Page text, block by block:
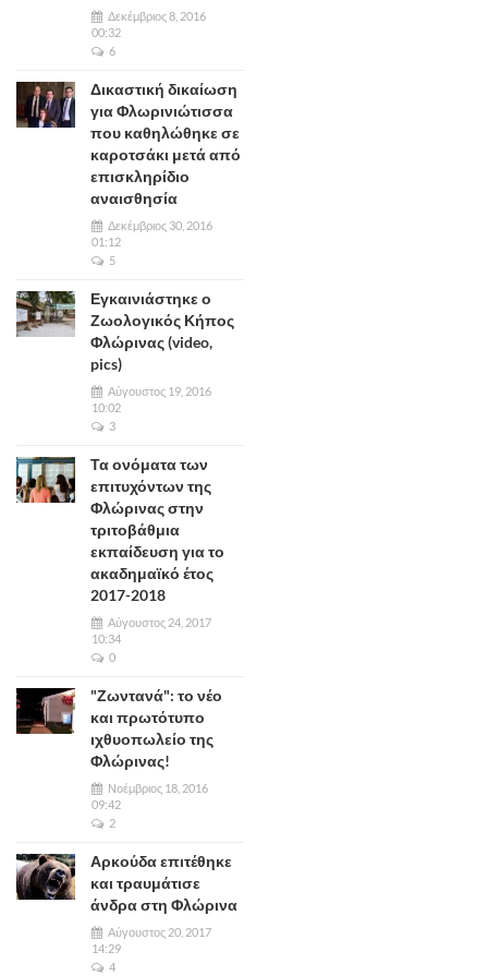
Δεκέμβριος 8, 2016
00:32
6
Δικαστική δικαίωση
για Φλωρινιώτισσα
που καθηλώθηκε σε
καροτσάκι μετά από
επισκληρίδιο
αναισθησία
Δεκέμβριος 30, 2016
01:12
5
Εγκαινιάστηκε ο
Ζωολογικός Κήπος
Φλώρινας (video,
pics)
Αύγουστος 19, 2016
10:02
3
Τα ονόματα των
επιτυχόντων της
Φλώρινας στην
τριτοβάθμια
εκπαίδευση για το
ακαδημαϊκό έτος
2017-2018
Αύγουστος 24, 2017
10:34
0
"Ζωντανά": το νέο
και πρωτότυπο
ιχθυοπωλείο της
Φλώρινας!
Νοέμβριος 18, 2016
09:42
2
Αρκούδα επιτέθηκε
και τραυμάτισε
άνδρα στη Φλώρινα
Αύγουστος 20, 2017
14:29
4